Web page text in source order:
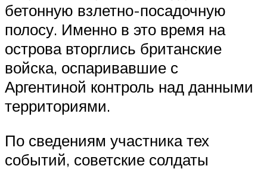
бетонную взлетно-посадочную
полосу. Именно в это время на
острова вторглись британские
войска, оспаривавшие с
Аргентиной контроль над данными
территориями.
По сведениям участника тех
событий, советские солдаты